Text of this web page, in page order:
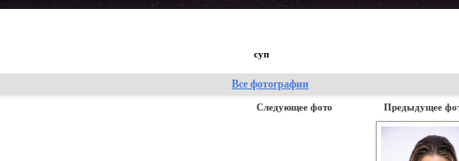
суп
Все фотографии
Следующее фото Предыдущее